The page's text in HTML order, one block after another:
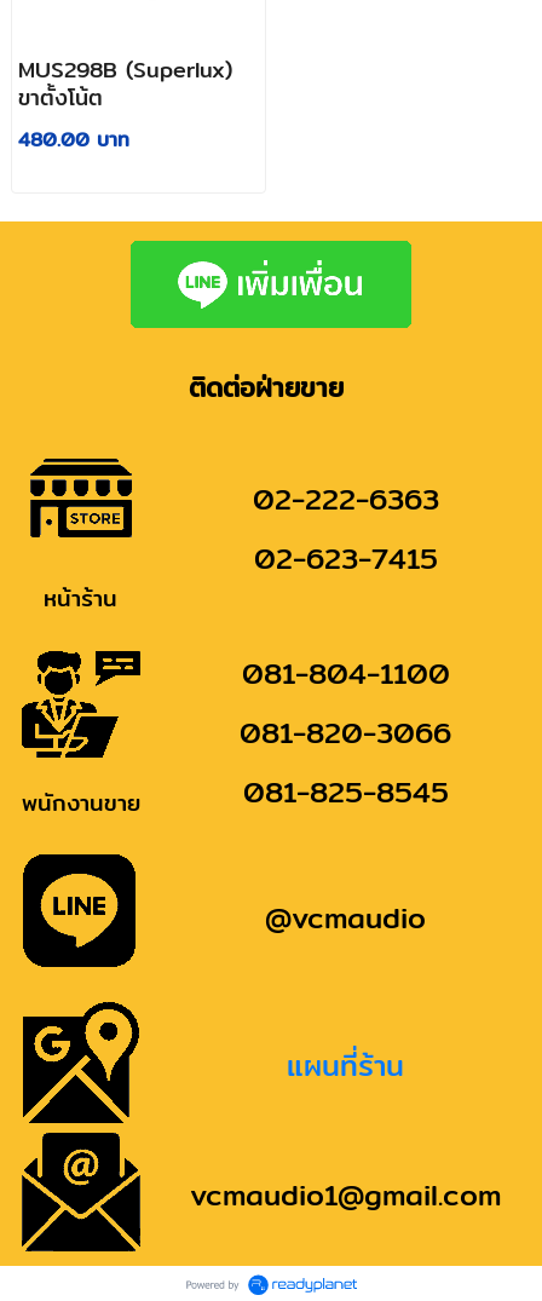
MUS298B (Superlux)
ขาตั้งโน้ต
480.00 บาท
ติดต่อฝ่ายขาย
หน้าร้าน
02-222-6363
02-623-7415
พนักงานขาย
081-804-1100
081-820-3066
081-825-8545
@vcmaudio
แผนที่ร้าน
vcmaudio1@gmail.com